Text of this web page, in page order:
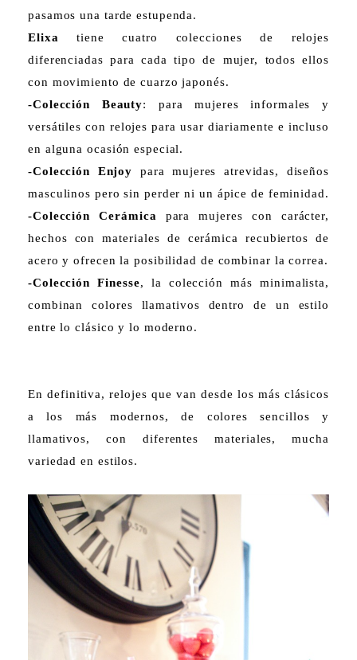
pasamos una tarde estupenda.
Elixa tiene cuatro colecciones de relojes
diferenciadas para cada tipo de mujer, todos ellos
con movimiento de cuarzo japonés.
-Colección Beauty: para mujeres informales y
versátiles con relojes para usar diariamente e incluso
en alguna ocasión especial.
-Colección Enjoy para mujeres atrevidas, diseños
masculinos pero sin perder ni un ápice de feminidad.
-Colección Cerámica para mujeres con carácter,
hechos con materiales de cerámica recubiertos de
acero y ofrecen la posibilidad de combinar la correa.
-Colección Finesse, la colección más minimalista,
combinan colores llamativos dentro de un estilo
entre lo clásico y lo moderno.
En definitiva, relojes que van desde los más clásicos
a los más modernos, de colores sencillos y
llamativos, con diferentes materiales, mucha
variedad en estilos.